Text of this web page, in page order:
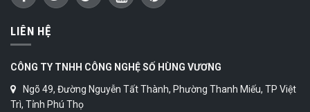
LIÊN HỆ
CÔNG TY TNHH CÔNG NGHỆ SỐ HÙNG VƯƠNG
Ngõ 49, Đường Nguyễn Tất Thành, Phường Thanh Miếu, TP Việt
Trì, Tỉnh Phú Thọ